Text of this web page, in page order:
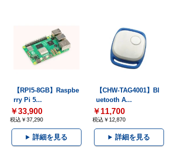
【RPI5-8GB】Raspbe
rry Pi 5...
￥33,900
税込￥37,290
詳細を見る
【CHW-TAG4001】Bl
uetooth A...
￥11,700
税込￥12,870
詳細を見る